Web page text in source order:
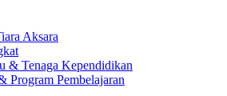
Aksara
& Tenaga Kependidikan
Program Pembelajaran